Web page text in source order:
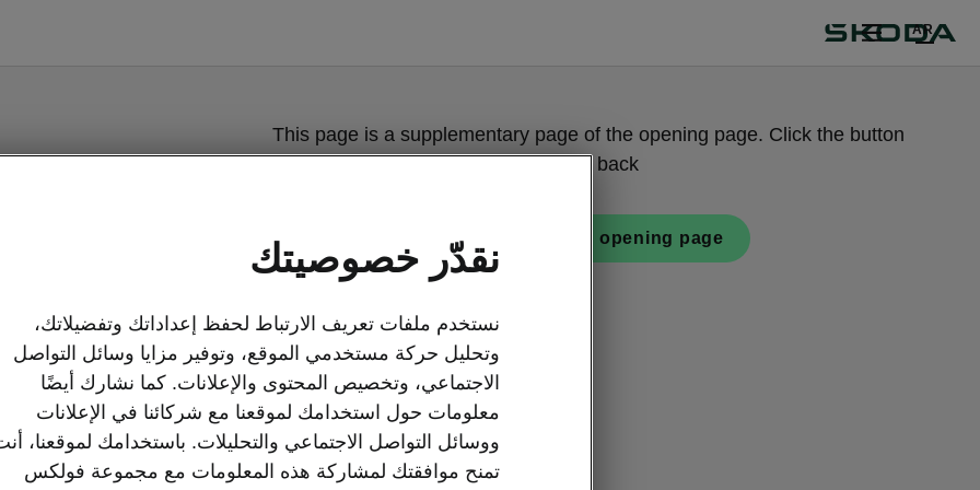
AR
This page is a supplementary page of the opening page. Click the button
to get back.
Get back to the opening page.
أنظمة الراحة شكودا
نقدّر خصوصيتك
نستخدم ملفات تعريف الارتباط لحفظ إعداداتك وتفضيلاتك،
وتحليل حركة مستخدمي الموقع، وتوفير مزايا وسائل التواصل
الاجتماعي، وتخصيص المحتوى والإعلانات. كما نشارك أيضًا
معلومات حول استخدامك لموقعنا مع شركائنا في الإعلانات
ووسائل التواصل الاجتماعي والتحليلات. باستخدامك لموقعنا،
تمنح موافقتك لمشاركة هذه المعلومات مع مجموعة فولكس